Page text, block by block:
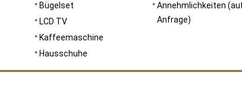
Bügelset
LCD TV
Kaffeemaschine
Hausschuhe
Annehmlichkeiten
Anfrage)